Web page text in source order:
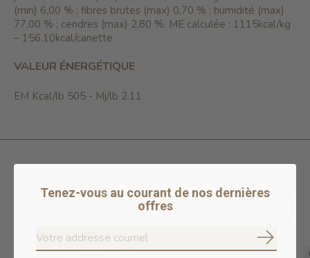
(min) 6,00 % ; fibres brutes (max) 0,70 % ; humidité (max)
77,00 % ; cendres (max) 2,80 %. ME calculée : 1115kcal/kg
– 156.10kcal/canette
VALEUR ÉNERGÉTIQUE
EM Kcal/lb 505 - Mj/lb 2.11
Produits connexes
Tenez-vous au courant de nos dernières
offres